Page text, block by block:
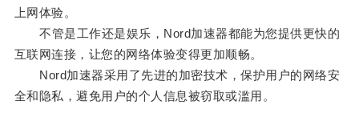
上网体验。
不管是工作还是娱乐，Nord加速器都能为您提供更快的
互联网连接，让您的网络体验变得更加顺畅。
Nord加速器采用了先进的加密技术，保护用户的网络安
全和隐私，避免用户的个人信息被窃取或滥用。